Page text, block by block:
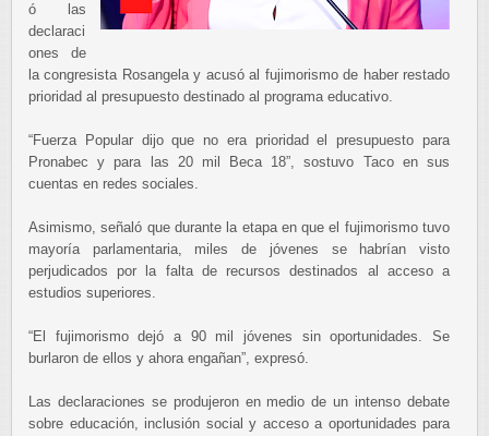
ó las
declaraci
ones de
la congresista Rosangela y acusó al fujimorismo de haber restado
prioridad al presupuesto destinado al programa educativo.
“Fuerza Popular dijo que no era prioridad el presupuesto para
Pronabec y para las 20 mil Beca 18”, sostuvo Taco en sus
cuentas en redes sociales.
Asimismo, señaló que durante la etapa en que el fujimorismo tuvo
mayoría parlamentaria, miles de jóvenes se habrían visto
perjudicados por la falta de recursos destinados al acceso a
estudios superiores.
“El fujimorismo dejó a 90 mil jóvenes sin oportunidades. Se
burlaron de ellos y ahora engañan”, expresó.
Las declaraciones se produjeron en medio de un intenso debate
sobre educación, inclusión social y acceso a oportunidades para